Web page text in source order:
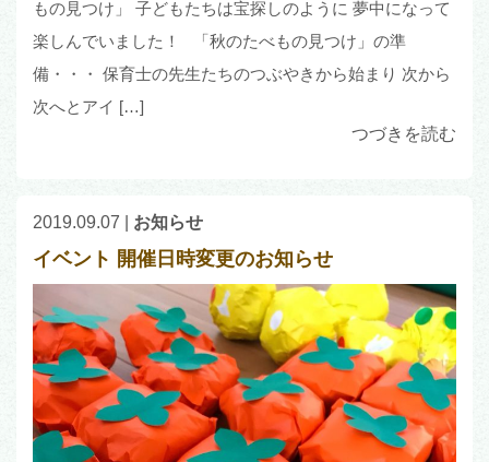
もの見つけ」 子どもたちは宝探しのように 夢中になって
楽しんでいました！ 「秋のたべもの見つけ」の準
備・・・ 保育士の先生たちのつぶやきから始まり 次から
次へとアイ […]
つづきを読む
2019.09.07 お知らせ
イベント 開催日時変更のお知らせ